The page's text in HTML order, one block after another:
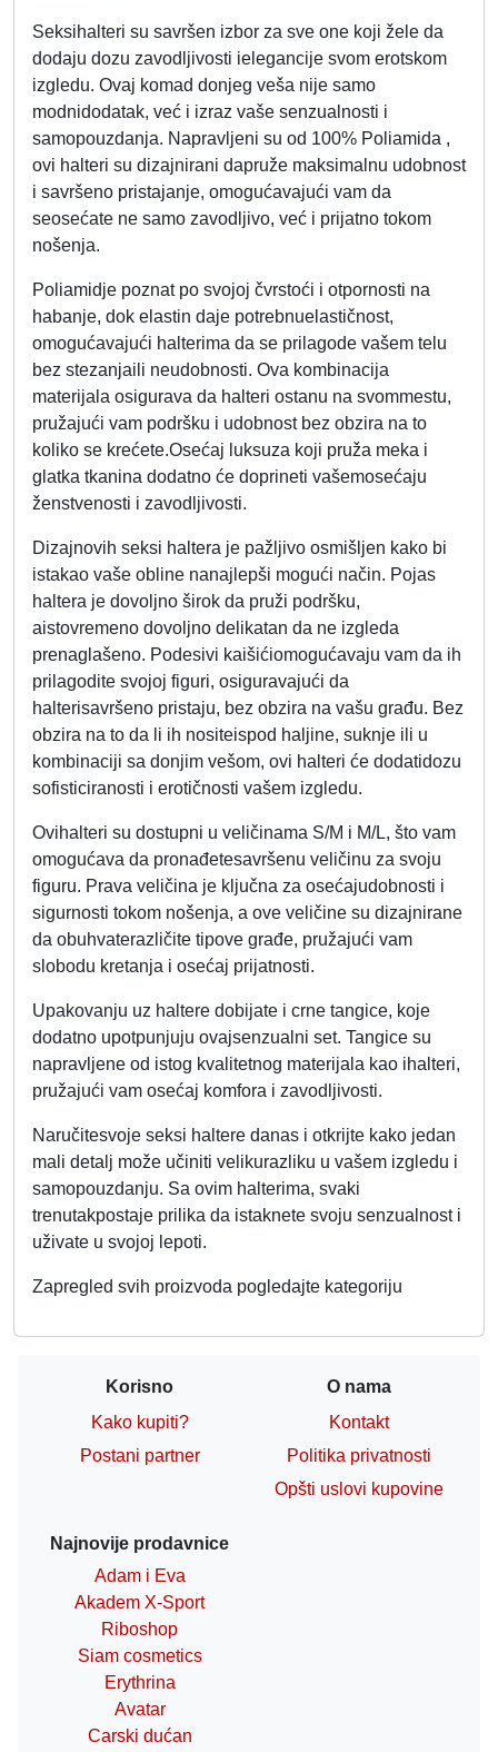
Seksihalteri su savršen izbor za sve one koji žele da
dodaju dozu zavodljivosti ielegancije svom erotskom
izgledu. Ovaj komad donjeg veša nije samo
modnidodatak, već i izraz vaše senzualnosti i
samopouzdanja. Napravljeni su od 100% Poliamida ,
ovi halteri su dizajnirani dapruže maksimalnu udobnost
i savršeno pristajanje, omogućavajući vam da
seosećate ne samo zavodljivo, već i prijatno tokom
nošenja.
Poliamidje poznat po svojoj čvrstoći i otpornosti na
habanje, dok elastin daje potrebnuelastičnost,
omogućavajući halterima da se prilagode vašem telu
bez stezanjaili neudobnosti. Ova kombinacija
materijala osigurava da halteri ostanu na svommestu,
pružajući vam podršku i udobnost bez obzira na to
koliko se krećete.Osećaj luksuza koji pruža meka i
glatka tkanina dodatno će doprineti vašemosećaju
ženstvenosti i zavodljivosti.
Dizajnovih seksi haltera je pažljivo osmišljen kako bi
istakao vaše obline nanajlepši mogući način. Pojas
haltera je dovoljno širok da pruži podršku,
aistovremeno dovoljno delikatan da ne izgleda
prenaglašeno. Podesivi kaišićiomogućavaju vam da ih
prilagodite svojoj figuri, osiguravajući da
halterisavršeno pristaju, bez obzira na vašu građu. Bez
obzira na to da li ih nositeispod haljine, suknje ili u
kombinaciji sa donjim vešom, ovi halteri će dodatidozu
sofisticiranosti i erotičnosti vašem izgledu.
Ovihalteri su dostupni u veličinama S/M i M/L, što vam
omogućava da pronađetesavršenu veličinu za svoju
figuru. Prava veličina je ključna za osećajudobnosti i
sigurnosti tokom nošenja, a ove veličine su dizajnirane
da obuhvaterazličite tipove građe, pružajući vam
slobodu kretanja i osećaj prijatnosti.
Upakovanju uz haltere dobijate i crne tangice, koje
dodatno upotpunjuju ovajsenzualni set. Tangice su
napravljene od istog kvalitetnog materijala kao ihalteri,
pružajući vam osećaj komfora i zavodljivosti.
Naručitesvoje seksi haltere danas i otkrijte kako jedan
mali detalj može učiniti velikurazliku u vašem izgledu i
samopouzdanju. Sa ovim halterima, svaki
trenutakpostaje prilika da istaknete svoju senzualnost i
uživate u svojoj lepoti.
Zapregled svih proizvoda pogledajte kategoriju
Korisno
Kako kupiti?
Postani partner
O nama
Kontakt
Politika privatnosti
Opšti uslovi kupovine
Najnovije prodavnice
Adam i Eva
Akadem X-Sport
Riboshop
Siam cosmetics
Erythrina
Avatar
Carski dućan